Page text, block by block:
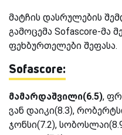
მატჩის დასრულების
გამოცემა Sofascore-მა
ფეხბურთელები შეფასა.
Sofascore:
მამარდაშვილი(6.5),
ვან დაიკი(8.3),
ჯონსი(7.2),